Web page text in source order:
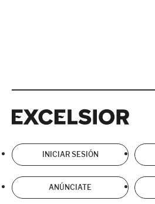
INICIAR SESIÓN
ANÚNCIATE